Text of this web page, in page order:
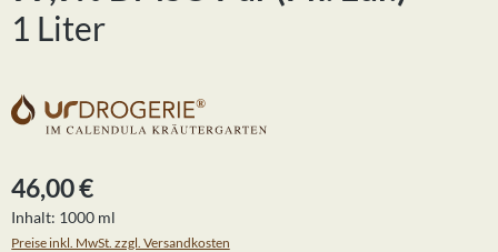
1 Liter
Regulärer Preis:
46,00 €
Inhalt: 1000 ml
Preise inkl. MwSt. zzgl. Versandkosten